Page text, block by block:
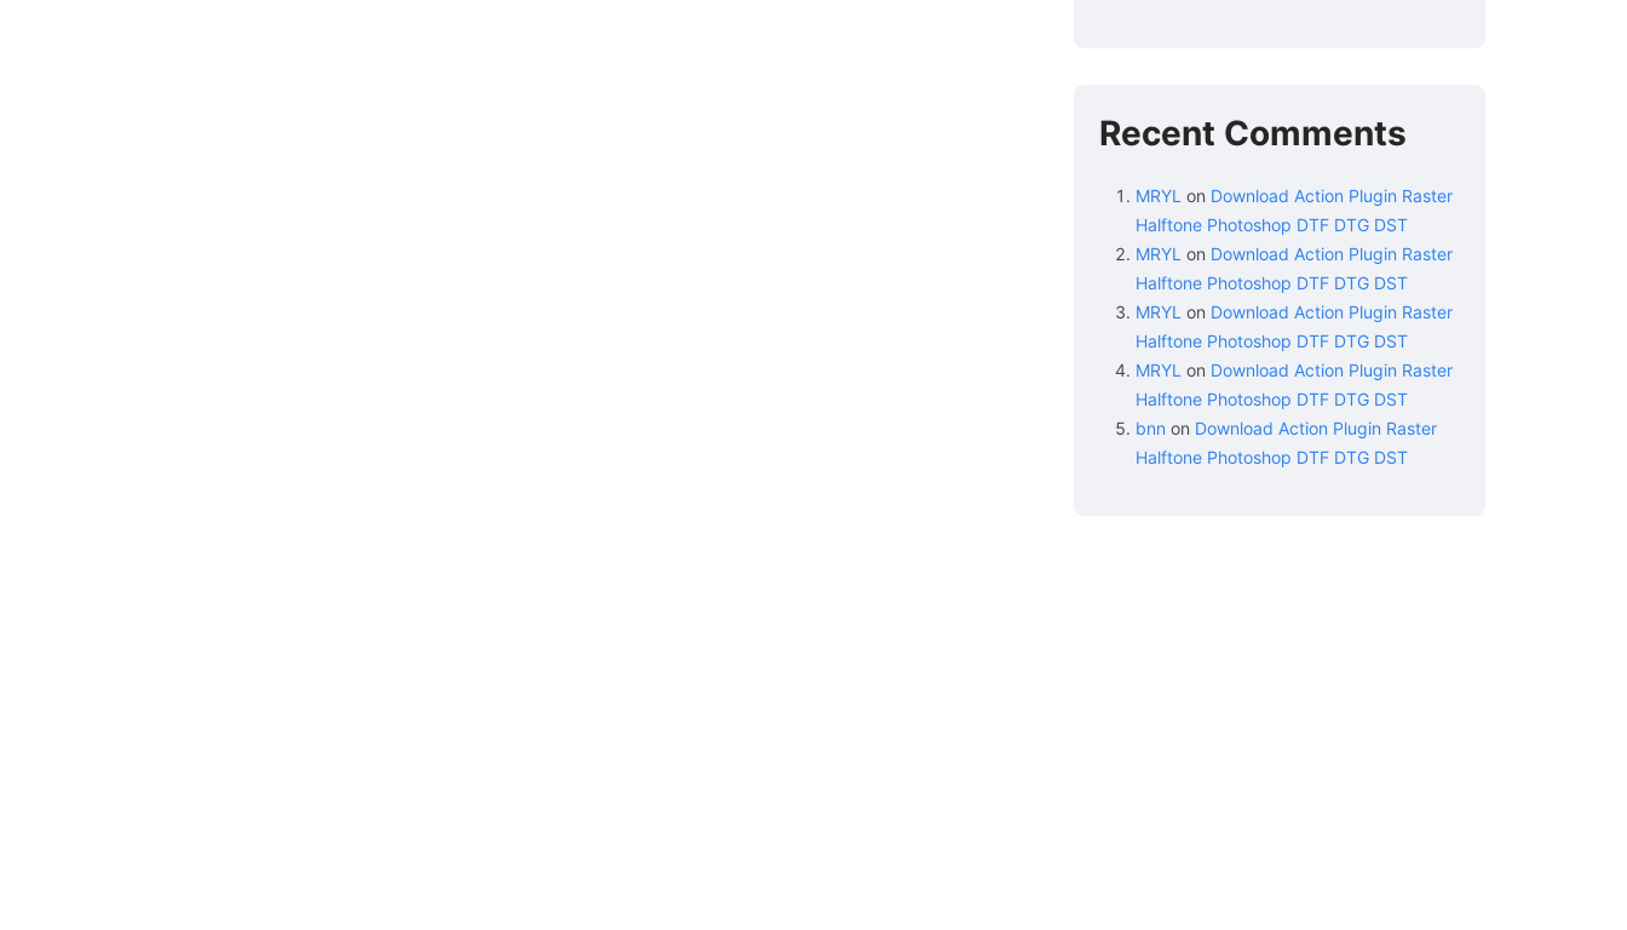
Recent Comments
MRYL on Download Action Plugin Raster
Halftone Photoshop DTF DTG DST
MRYL on Download Action Plugin Raster
Halftone Photoshop DTF DTG DST
MRYL on Download Action Plugin Raster
Halftone Photoshop DTF DTG DST
MRYL on Download Action Plugin Raster
Halftone Photoshop DTF DTG DST
bnn on Download Action Plugin Raster
Halftone Photoshop DTF DTG DST